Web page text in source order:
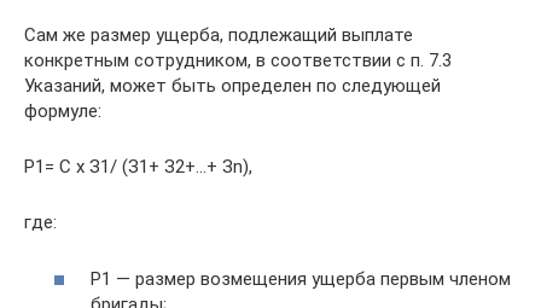
Сам же размер ущерба, подлежащий выплате
конкретным сотрудником, в соответствии с п. 7.3
Указаний, может быть определен по следующей
формуле:
Р1= С х З1/ (З1+ З2+…+ Зn),
где:
Р1 — размер возмещения ущерба первым членом